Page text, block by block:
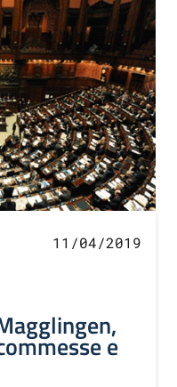
11/04/2019
e